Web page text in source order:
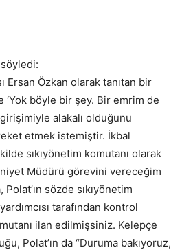
Ersan Özkan olarak tanıtan bir
‘Yok böyle bir şey. Bir emrim de
alakalı olduğunu
etmek istemiştir. İkbal
sıkıyönetim komutanı olarak
Müdürü görevini vereceğim
sözde sıkıyönetim
tarafından kontrol
ilan edilmişsiniz. Kelepçe
Polat’ın da “Duruma bakıyoruz,